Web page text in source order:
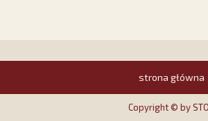
strona główna
Copyright © by